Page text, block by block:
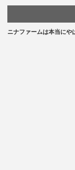
ニナファームは本当にや